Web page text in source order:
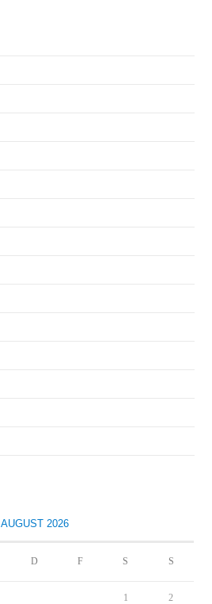
AUGUST 2026
D F S S
1 2